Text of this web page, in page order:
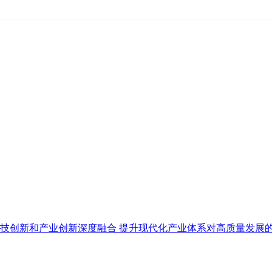
创新和产业创新深度融合 提升现代化产业体系对高质量发展